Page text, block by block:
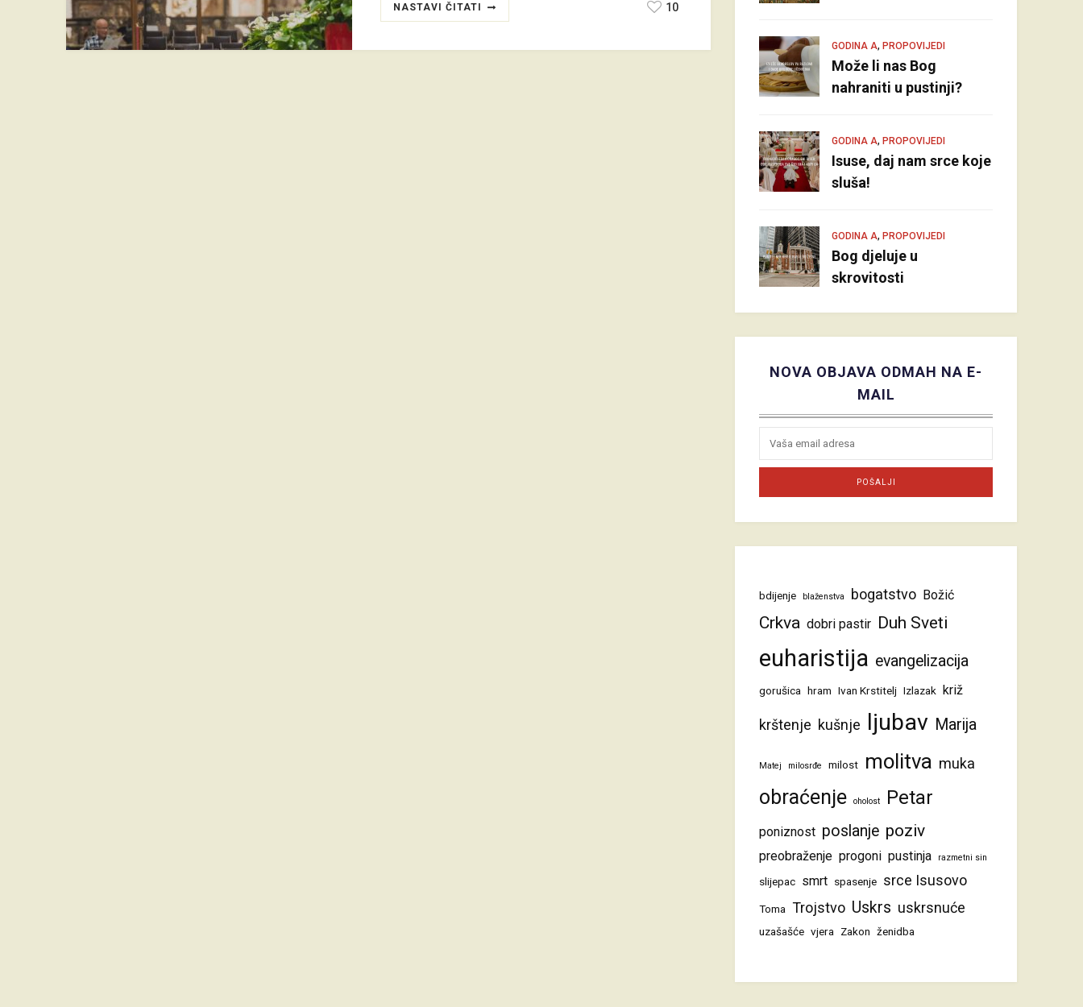
NASTAVI ČITATI 10
GODINA A, PROPOVIJEDI
Može li nas Bog
nahraniti u pustinji?
GODINA A, PROPOVIJEDI
Isuse, daj nam srce koje
sluša!
GODINA A, PROPOVIJEDI
Bog djeluje u
skrovitosti
NOVA OBJAVA ODMAH NA E-
MAIL
bdijenje blaženstva bogatstvo Božić
Crkva dobri pastir Duh Sveti
euharistija evangelizacija
gorušica hram Ivan Krstitelj Izlazak križ
krštenje kušnje ljubav Marija
Matej milosrđe milost molitva muka
obraćenje oholost Petar
poniznost poslanje poziv
preobraženje progoni pustinja razmetni sin
slijepac smrt spasenje srce Isusovo
Toma Trojstvo Uskrs uskrsnuće
uzašašće vjera Zakon ženidba